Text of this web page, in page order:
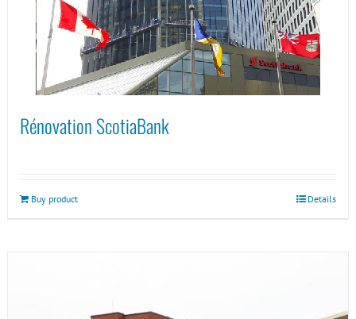
Rénovation ScotiaBank
Buy product Details